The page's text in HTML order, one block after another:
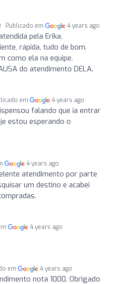
Publicado em 4 years ago
pela Erika,
rápida, tudo de bom.
como ela na equipe,
do atendimento DELA.
em 4 years ago
falando que ia entrar
estou esperando o
4 years ago
atendimento por parte
um destino e acabei
4 years ago
em 4 years ago
nota 1000. Obrigado